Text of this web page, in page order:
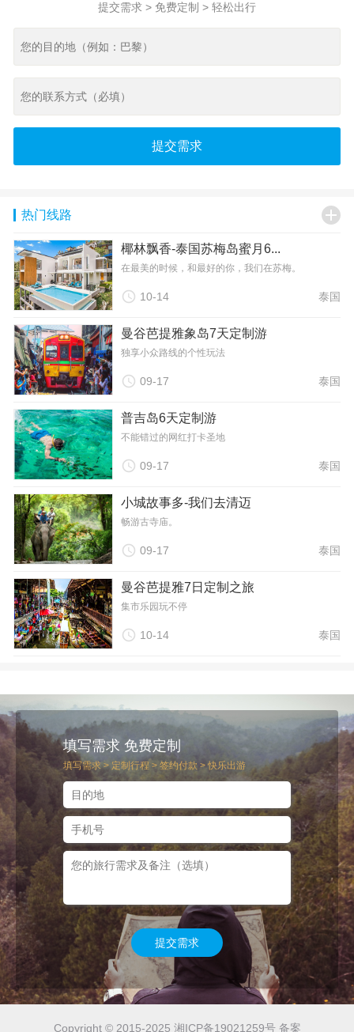
提交需求 > 免费定制 > 轻松出行
提交需求
热门线路 
椰林飘香-泰国苏梅岛蜜月6...
在最美的时候，和最好的你，我们在苏梅。
 10-14 泰国
曼谷芭提雅象岛7天定制游
独享小众路线的个性玩法
 09-17 泰国
普吉岛6天定制游
不能错过的网红打卡圣地
 09-17 泰国
小城故事多-我们去清迈
畅游古寺庙。
 09-17 泰国
曼谷芭提雅7日定制之旅
集市乐园玩不停
 10-14 泰国
填写需求 免费定制
填写需求 > 定制行程 > 签约付款 > 快乐出游
提交需求
Copyright © 2015-2025 湘ICP备19021259号 备案